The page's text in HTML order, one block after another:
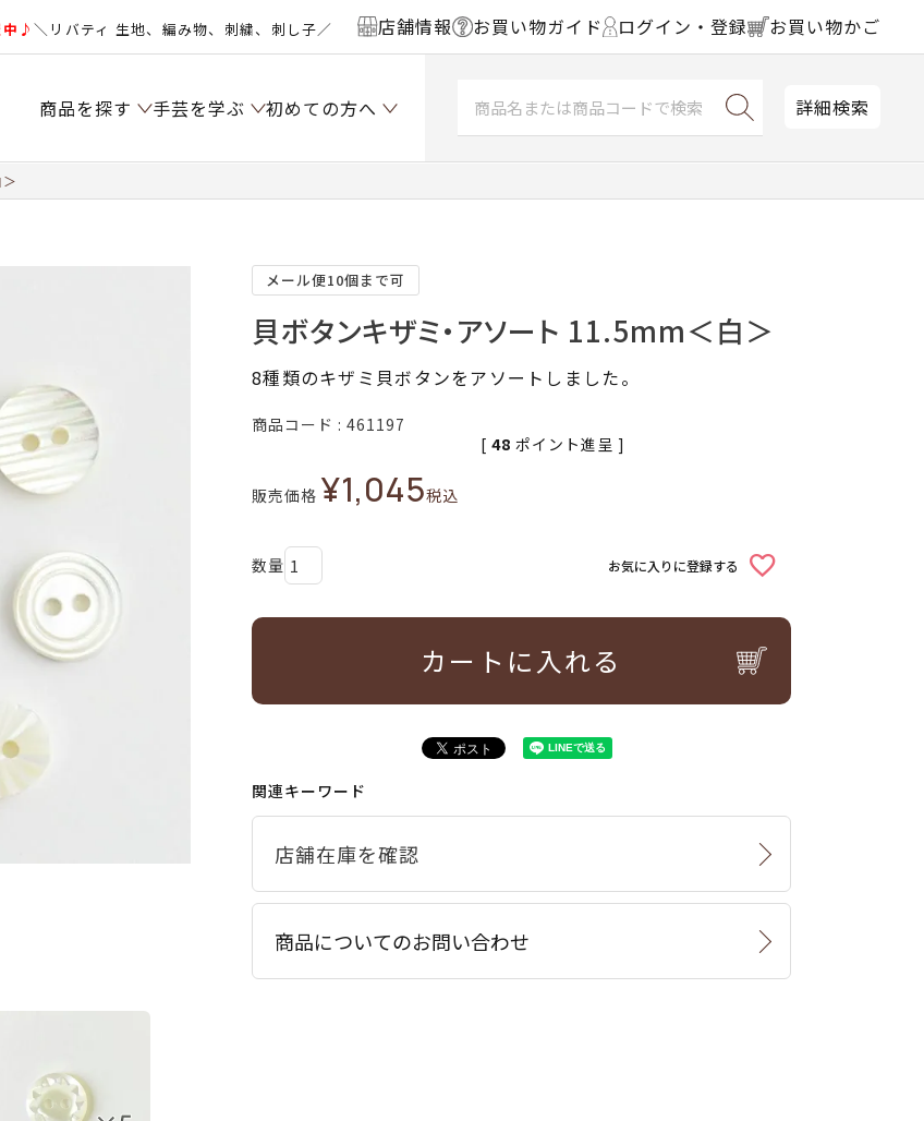
中♪＼リバティ 生地、編み物、刺繍、刺し子／ 店舗情報 お買い物ガイド ログイン・登録 お買い物かご
商品を探す 手芸を学ぶ 初めての方へ 詳細検索
メール便10個まで可
貝ボタンキザミ・アソート 11.5mm＜白＞
8種類のキザミ貝ボタンをアソートしました。
商品コード 461197
販売価格 ¥1,045税込
[ 48 ポイント進呈 ]
お気に入りに登録する
カートに入れる
関連キーワード
商品についてのお問い合わせ